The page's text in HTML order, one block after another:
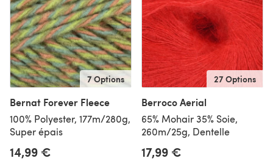
7 Options
Bernat Forever Fleece
100% Polyester, 177m/280g,
Super épais
14,99 €
27 Options
Berroco Aerial
65% Mohair 35% Soie,
260m/25g, Dentelle
17,99 €